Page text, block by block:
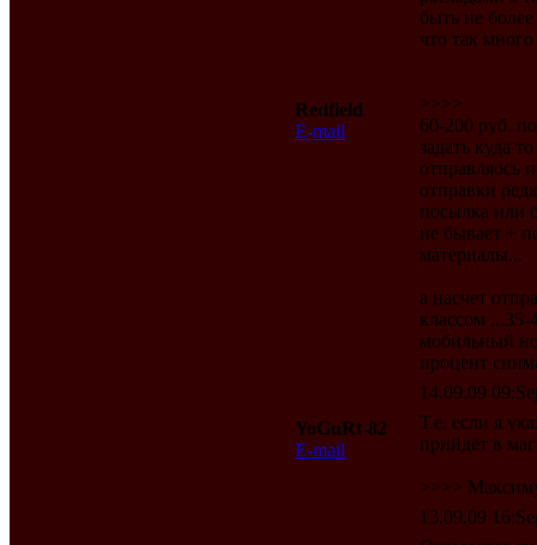
Redfield
E-mail
быть не
что так
>>>>
60-200 руб.
задать куда
отправляось
отправки
посылка или
не бывает +
материалы...
а насчет
классом
мобильный
процент
YoGuRt-82
E-mail
14.09.09
Т.е. если я
прийдёт в
>>>>
13.09.09